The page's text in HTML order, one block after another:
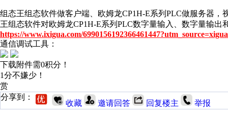
组态王组态软件做客户端、欧姆龙CP1H-E系列PLC做服务器
王组态软件对欧姆龙CP1H-E系列PLC数字量输入、数字量输出
https://www.ixigua.com/
通信调试工具：
下载附件需0积分！
1分不嫌少！
赏
分享到：
收藏 邀请回答 回复楼主 举报